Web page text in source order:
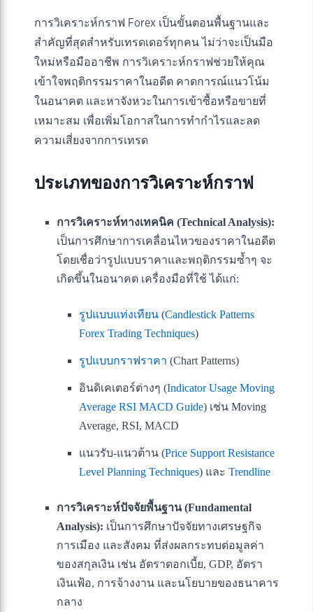
การวิเคราะห์กราฟ Forex เป็นขั้นตอนพื้นฐานและ
สำคัญที่สุดสำหรับเทรดเดอร์ทุกคน ไม่ว่าจะเป็นมือ
ใหม่หรือมืออาชีพ การวิเคราะห์กราฟช่วยให้คุณ
เข้าใจพฤติกรรมราคาในอดีต คาดการณ์แนวโน้ม
ในอนาคต และหาจังหวะในการเข้าซื้อหรือขายที่
เหมาะสม เพื่อเพิ่มโอกาสในการทำกำไรและลด
ความเสี่ยงจากการเทรด
ประเภทของการวิเคราะห์กราฟ
การวิเคราะห์ทางเทคนิค (Technical Analysis):
เป็นการศึกษาการเคลื่อนไหวของราคาในอดีต
โดยเชื่อว่ารูปแบบราคาและพฤติกรรมซ้ำๆ จะ
เกิดขึ้นในอนาคต เครื่องมือที่ใช้ ได้แก่:
รูปแบบแท่งเทียน (Candlestick Patterns
Forex Trading Techniques)
รูปแบบกราฟราคา (Chart Patterns)
อินดิเคเตอร์ต่างๆ (Indicator Usage Moving
Average RSI MACD Guide) เช่น Moving
Average, RSI, MACD
แนวรับ-แนวต้าน (Price Support Resistance
Level Planning Techniques) และ Trendline
การวิเคราะห์ปัจจัยพื้นฐาน (Fundamental
Analysis): เป็นการศึกษาปัจจัยทางเศรษฐกิจ
การเมือง และสังคม ที่ส่งผลกระทบต่อมูลค่า
ของสกุลเงิน เช่น อัตราดอกเบี้ย, GDP, อัตรา
เงินเฟ้อ, การจ้างงาน และนโยบายของธนาคาร
กลาง